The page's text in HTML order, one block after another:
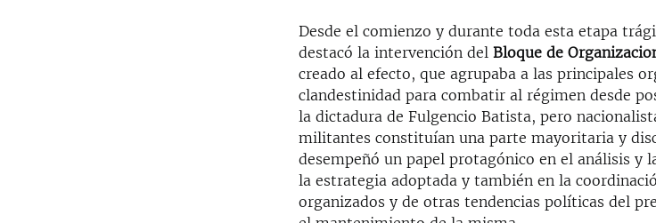
Desde el comienzo y durante toda esta etapa
destacó la intervención delBloque de
creado al efecto, que agrupaba a las principales
clandestinidad para combatir al régimen desde
la dictadura de Fulgencio Batista, pero
militantes constituían una parte mayoritaria y
desempeñó un papel protagónico en el análisis y
la estrategia adoptada y también en la
organizados y de otras tendencias políticas del